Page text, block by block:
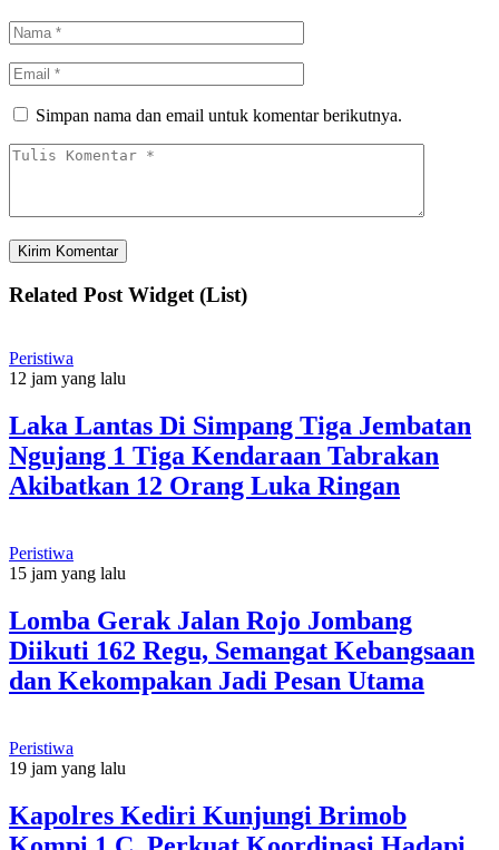
Simpan nama dan email untuk komentar berikutnya.
Related Post Widget (List)
Peristiwa
12 jam yang lalu
Laka Lantas Di Simpang Tiga Jembatan
Ngujang 1 Tiga Kendaraan Tabrakan
Akibatkan 12 Orang Luka Ringan
Peristiwa
15 jam yang lalu
Lomba Gerak Jalan Rojo Jombang
Diikuti 162 Regu, Semangat Kebangsaan
dan Kekompakan Jadi Pesan Utama
Peristiwa
19 jam yang lalu
Kapolres Kediri Kunjungi Brimob